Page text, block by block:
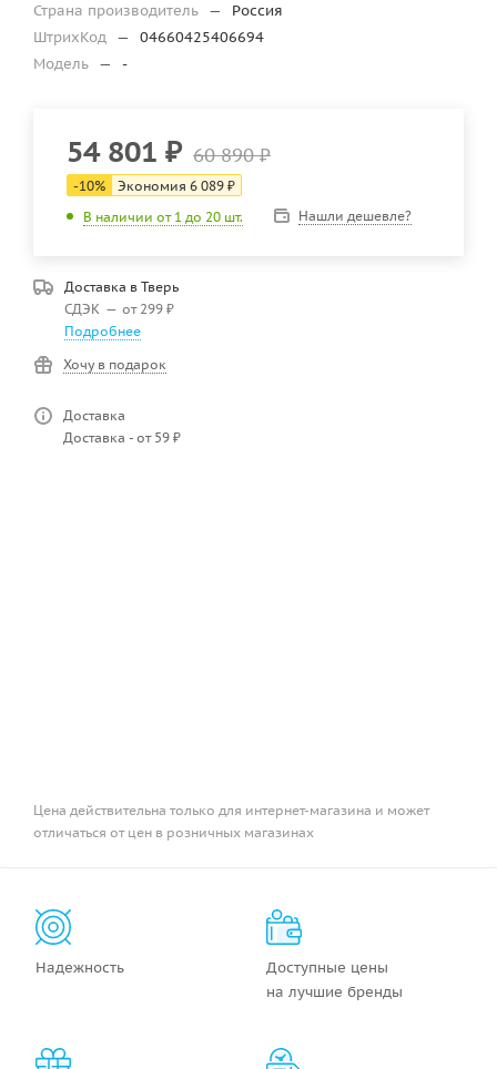
Страна производитель —
Россия
ШтрихКод —
04660425406694
Модель — -
54 801 ₽ 60 890₽
-10% Экономия 6 089 ₽
В наличии от 1 до 20 шт.
Нашли дешевле?
Доставка в Тверь
СДЭК — от 299 ₽
Подробнее
Хочу в подарок
Доставка
Доставка - от 59 ₽
Цена действительна только для интернет-магазина и может
отличаться от цен в розничных магазинах
Надежность
Доступные цены
на лучшие бренды